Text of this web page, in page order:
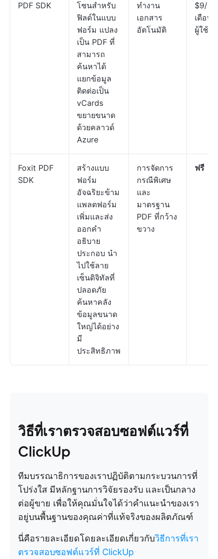
PDF SDK
โซนสำหรับ
ฟิลด์ในแบบ
ฟอร์ม แปลง
เป็น PDF ที่
สามารถ
ค้นหาได้
แยกข้อมูล
ติดต่อเป็น
vCards
ขยายขนาด
ด้วยคลาวด์
Azure
ทำงาน
เอกสาร
อัตโนมัติ
$9/
เดือน
ผู้ใช้
Foxit PDF
SDK
สร้างแบบ
ฟอร์ม
อัจฉริยะข้าม
แพลตฟอร์ม
เพิ่มและส่ง
ออกคำ
อธิบาย
ประกอบ นำ
ไปใช้ลาย
เซ็นดิจิทัลที่
ปลอดภัย
ค้นหาคลัง
ข้อมูลขนาด
ใหญ่ได้อย่าง
มี
ประสิทธิภาพ
การจัดการ
กรณีพิเศษ
และ
มาตรฐาน
PDF ที่กว้าง
ขวาง
ฟรี
วิธีที่เราตรวจสอบซอฟต์แวร์ที่
ClickUp
ทีมบรรณาธิการของเราปฏิบัติตามกระบวนการที่
โปร่งใส มีหลักฐานการวิจัยรองรับ และเป็นกลาง
ต่อผู้ขาย เพื่อให้คุณมั่นใจได้ว่าคำแนะนำของเรา
อยู่บนพื้นฐานของคุณค่าที่แท้จริงของผลิตภัณฑ์
นี่คือรายละเอียดโดยละเอียดเกี่ยวกับวิธีการที่เรา
ตรวจสอบซอฟต์แวร์ที่ ClickUp